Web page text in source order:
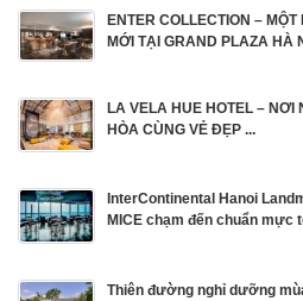
ENTER COLLECTION –
MỚI TẠI GRAND PLAZA HÀ
LA VELA HUE HOTEL – NƠI
HÒA CÙNG VẺ ĐẸP ...
InterContinental Hanoi
MICE chạm đến chuẩn mực
Thiên đường nghỉ dưỡng